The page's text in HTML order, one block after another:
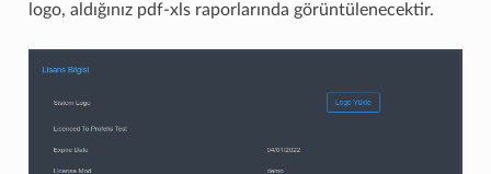
logo, aldığınız pdf-xls raporlarında görüntülenecektir.